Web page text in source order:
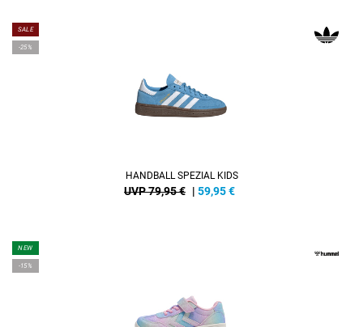
SALE
-25%
HANDBALL SPEZIAL KIDS
UVP 79,95 € | 59,95€
NEW
-15%